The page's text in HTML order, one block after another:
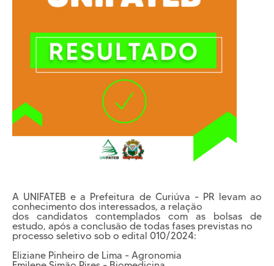
Cursos Presenciais
Cursos EAD
EQUIPE PEDAGÓGICA
E CORPO DOCENTE
Conheça nosso Campus
Biblioteca
Centro Laboratorial Professor Ivo Neitzel
Revista Informando
PRIVACIDADE
Nossa Política de Privacidade
Fale com o nosso DPO
A UNIFATEB e a Prefeitura de Curiúva - PR levam ao
conhecimento dos interessados, a relação
dos candidatos contemplados com as bolsas de
estudo, após a conclusão de todas fases previstas no
processo seletivo sob o edital 010/2024:
Eliziane Pinheiro de Lima - Agronomia